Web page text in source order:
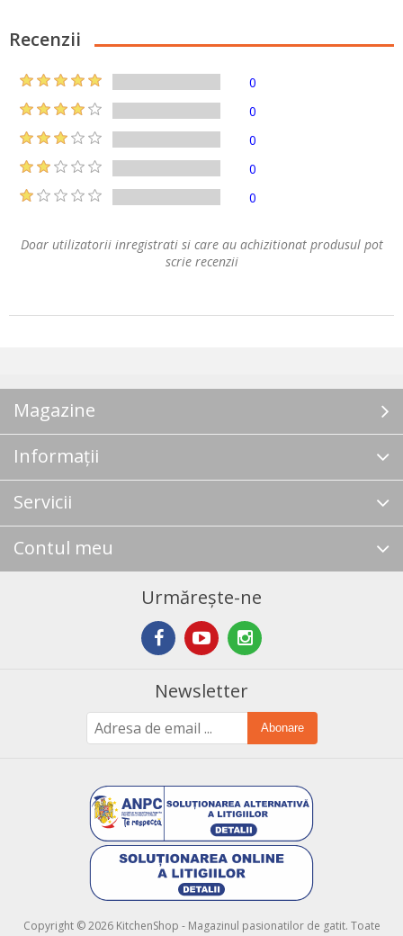
Recenzii
0
0
0
0
0
Doar utilizatorii inregistrati si care au achizitionat produsul pot
scrie recenzii
Magazine
Informații
Servicii
Contul meu
Urmărește-ne
Newsletter
Abonare
Copyright © 2026 KitchenShop - Magazinul pasionatilor de gatit. Toate